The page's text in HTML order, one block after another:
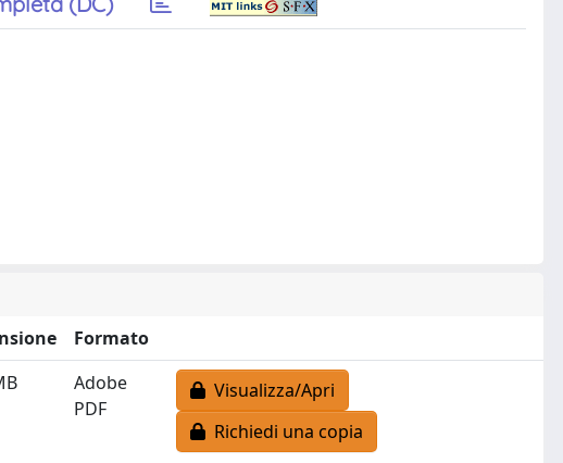
Formato
Adobe
PDF
Visualizza/Apri
Richiedi una copia